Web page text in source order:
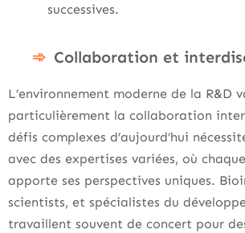
successives.
Collaboration et
L’environnement moderne de la R&D
particulièrement la collaboration
défis complexes d’aujourd’hui
avec des expertises variées, où
apporte ses perspectives uniques.
scientists, et spécialistes du
travaillent souvent de concert pour